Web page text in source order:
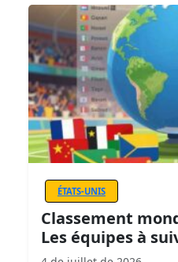
ÉTATS-UNIS
Classement
Les équipes à